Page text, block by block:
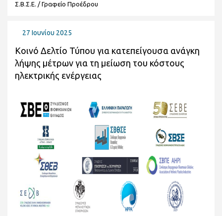
Σ.Β.Σ.Ε. / Γραφείο Προέδρου
27 Ιουνίου 2025
Κοινό Δελτίο Τύπου για κατεπείγουσα ανάγκη
λήψης μέτρων για τη μείωση του κόστους
ηλεκτρικής ενέργειας